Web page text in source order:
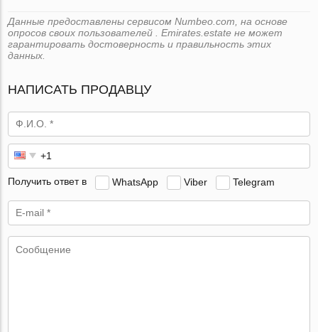
Данные предоставлены сервисом Numbeo.com, на основе
опросов своих пользователей . Emirates.estate не может
гарантировать достоверность и правильность этих
данных.
НАПИСАТЬ ПРОДАВЦУ
Получить ответ в WhatsApp Viber Telegram